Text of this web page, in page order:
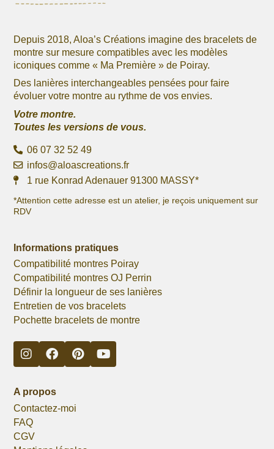
Depuis 2018, Aloa’s Créations imagine des bracelets de
montre sur mesure compatibles avec les modèles
iconiques comme « Ma Première » de Poiray.
Des lanières interchangeables pensées pour faire
évoluer votre montre au rythme de vos envies.
Votre montre.
Toutes les versions de vous.
06 07 32 52 49
infos@aloascreations.fr
1 rue Konrad Adenauer 91300 MASSY*
*Attention cette adresse est un atelier, je reçois uniquement sur
RDV
Informations pratiques
Compatibilité montres Poiray
Compatibilité montres OJ Perrin
Définir la longueur de ses lanières
Entretien de vos bracelets
Pochette bracelets de montre
A propos
Contactez-moi
FAQ
CGV